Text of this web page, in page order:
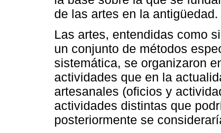
de las artes en la antigüedad.
Las artes, entendidas como
un conjunto de métodos
sistemática, se organizaron
actividades que en la
artesanales (oficios y
actividades distintas que
posteriormente se